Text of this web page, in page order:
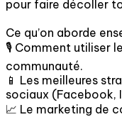
pour faire décoller
Ce qu’on aborde
🎙️ Comment utiliser
communauté.
📱 Les meilleures
sociaux (Facebook,
📈 Le marketing de